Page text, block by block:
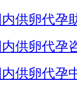
内供卵代孕
内供卵代孕
内供卵代孕